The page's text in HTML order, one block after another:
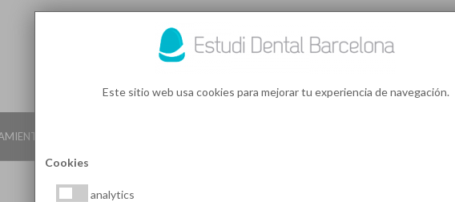
¿Te
DENTALES EN BARCELONA
SOLUCIONES EN IMPLANTOLOGÍA
Este sitio web usa cookies para mejorar tu experiencia de navegación.
Cookies
analytics